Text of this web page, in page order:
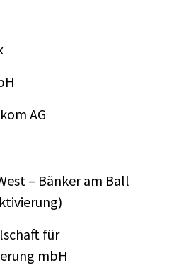
AG
– Bänker am Ball
für
mbH